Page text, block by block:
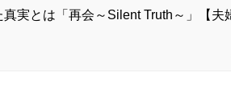
実とは「再会～Silent Truth～」【夫